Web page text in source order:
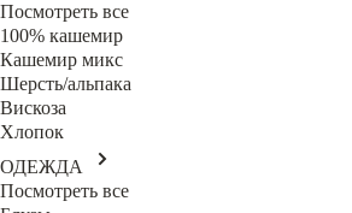
Посмотреть все
100% кашемир
Кашемир микс
Шерсть/альпака
Вискоза
Хлопок
ОДЕЖДА
Посмотреть все